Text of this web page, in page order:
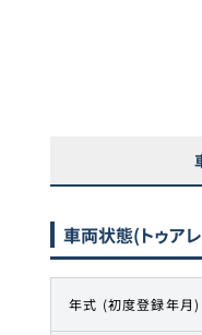
車両状態(トゥア
年式 (初度登録年月)